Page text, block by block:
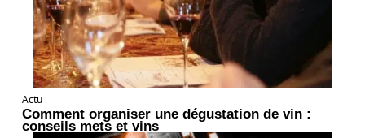
Actu
Comment organiser une dégustation de vin :
conseils mets et vins